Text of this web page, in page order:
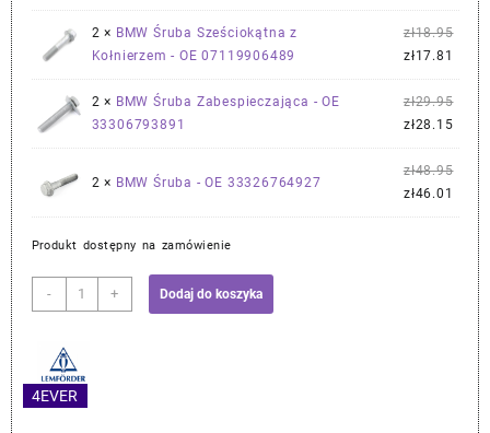
4EVER
cena
2 × BMW Śruba Sześciokątna z
Kołnierzem - OE 07119906489
zł18.95
cena
zł17.81
cena
2 × BMW Śruba Zabespieczająca - OE
33306793891
zł29.95
cena
zł28.15
cena
2 × BMW Śruba - OE 33326764927
zł48.95
cena
zł46.01
cena
Produkt dostępny na zamówienie
-
ilość
BMW
Częściowy
Zestaw
Wahaczy
+ Dodaj do koszyka